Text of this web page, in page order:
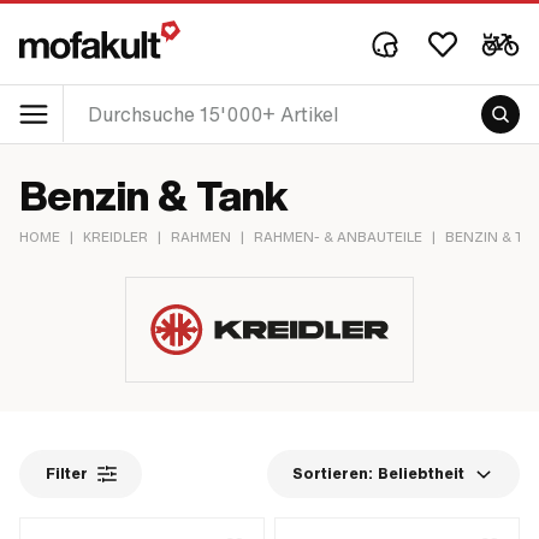
Benzin & Tank
HOME | KREIDLER | RAHMEN | RAHMEN- & ANBAUTEILE | BENZIN &
Filter Sortieren: Beliebtheit